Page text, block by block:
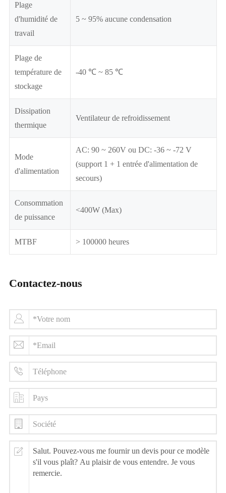
Plage
d'humidité de
travail
5 ~ 95% aucune condensation
Plage de
température de
stockage
-40 ℃ ~ 85 ℃
Dissipation
thermique
Ventilateur de refroidissement
Mode
d'alimentation
AC: 90 ~ 260V ou DC: -36 ~ -72 V
(support 1 + 1 entrée d'alimentation de
secours)
Consommation
de puissance
<400W (Max)
MTBF > 100000 heures
Contactez-nous